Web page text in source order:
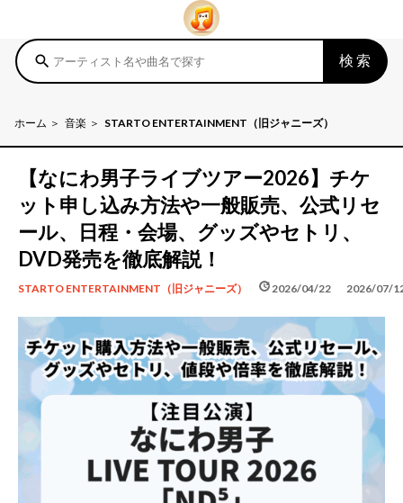
search 検索
ホーム 音楽 STARTO ENTERTAINMENT（旧ジャニーズ）
【なにわ男子ライブツアー2026】チケ
ット申し込み方法や一般販売、公式リセ
ール、日程・会場、グッズやセトリ、
DVD発売を徹底解説！
STARTO ENTERTAINMENT（旧ジャニーズ） schedule 2026/04/22
update 2026/07/